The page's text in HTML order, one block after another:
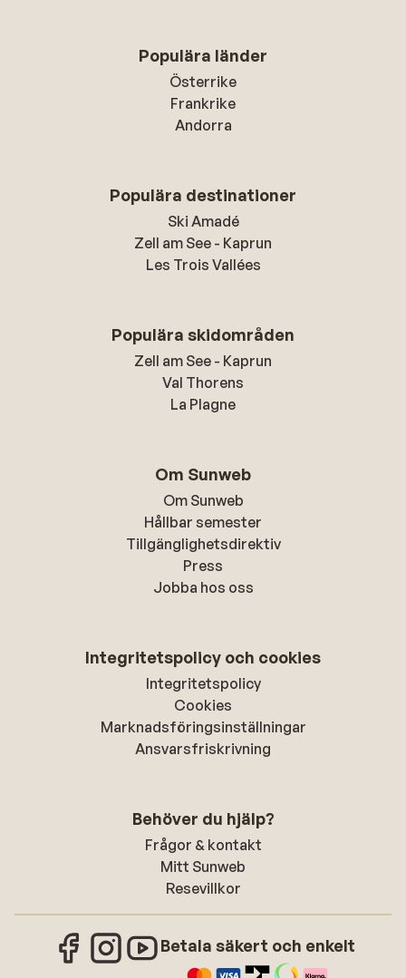
Populära länder
Österrike
Frankrike
Andorra
Populära destinationer
Ski Amadé
Zell am See - Kaprun
Les Trois Vallées
Populära skidområden
Zell am See - Kaprun
Val Thorens
La Plagne
Om Sunweb
Om Sunweb
Hållbar semester
Tillgänglighetsdirektiv
Press
Jobba hos oss
Integritetspolicy och cookies
Integritetspolicy
Cookies
Marknadsföringsinställningar
Ansvarsfriskrivning
Behöver du hjälp?
Frågor & kontakt
Mitt Sunweb
Resevillkor
Betala säkert och enkelt